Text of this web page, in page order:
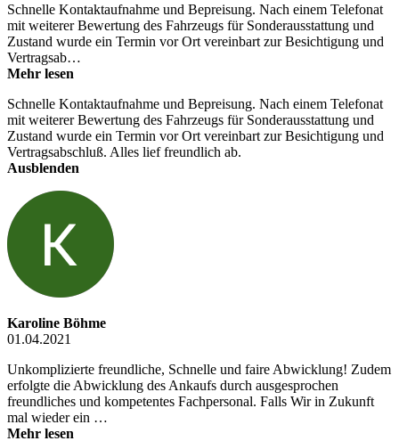
Schnelle Kontaktaufnahme und Bepreisung. Nach einem Telefonat
mit weiterer Bewertung des Fahrzeugs für Sonderausstattung und
Zustand wurde ein Termin vor Ort vereinbart zur Besichtigung und
Vertragsab…
Mehr lesen
Schnelle Kontaktaufnahme und Bepreisung. Nach einem Telefonat
mit weiterer Bewertung des Fahrzeugs für Sonderausstattung und
Zustand wurde ein Termin vor Ort vereinbart zur Besichtigung und
Vertragsabschluß. Alles lief freundlich ab.
Ausblenden
Karoline Böhme
01.04.2021
Unkomplizierte freundliche, Schnelle und faire Abwicklung! Zudem
erfolgte die Abwicklung des Ankaufs durch ausgesprochen
freundliches und kompetentes Fachpersonal. Falls Wir in Zukunft
mal wieder ein …
Mehr lesen